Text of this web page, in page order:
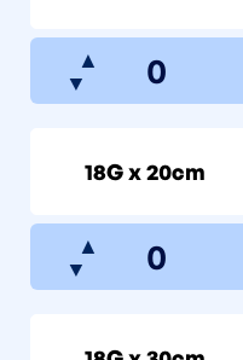
▲
▼
18G x 20cm
▲
▼